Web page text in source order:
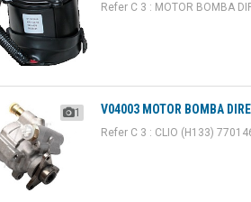
Refer C 3 : MOTOR BOMBA
1 V04003 MOTOR BOMBA
Refer C 3 : CLIO (H133)